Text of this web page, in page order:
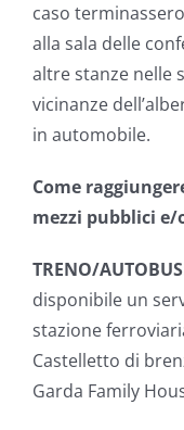
caso
alla sala delle
altre stanze nelle
vicinanze
in automobile.
Come
mezzi pubblici e/
TRENO/AUTOBUS
disponibile un
stazione
Castelletto di
Garda Family